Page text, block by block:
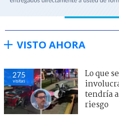
VISTO AHORA
275
visitas
Lo que
tendría
riesgo